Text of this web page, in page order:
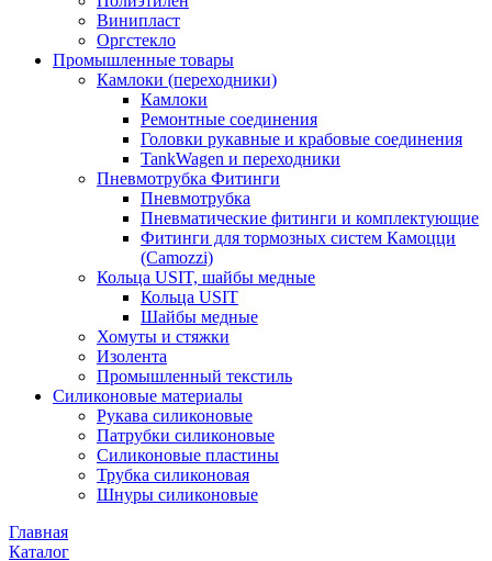
Винипласт
Оргстекло
Промышленные товары
Камлоки (переходники)
Камлоки
Ремонтные соединения
Головки рукавные и крабовые соединения
TankWagen и переходники
Пневмотрубка Фитинги
Пневмотрубка
Пневматические фитинги и комплектующие
Фитинги для тормозных систем Камоцци
(Camozzi)
Кольца USIT, шайбы медные
Кольца USIT
Шайбы медные
Хомуты и стяжки
Изолента
Промышленный текстиль
Силиконовые материалы
Рукава силиконовые
Патрубки силиконовые
Силиконовые пластины
Трубка силиконовая
Шнуры силиконовые
Главная
Каталог